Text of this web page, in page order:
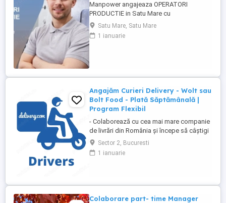
Manpower angajeaza OPERATORI
PRODUCTIE in Satu Mare cu
disponibilitate la 3 schimburi.
Responsabilitati principale: - asamblarea
componentelor electrice si electronice
echipamentelor ...
Satu Mare, Satu Mare
1 ianuarie
Angajăm Curieri Delivery - Wolt sau
Bolt Food - Plată Săptămânală |
Program Flexibil
- Colaborează cu cea mai mare companie
de livrări din România și începe să câștigi
rapid! - Cerințe: Minim 18 ani Mijloc de
transport propriu (mașină, scuter,
motocicletă sau bicicletă) Telefon mobil
atractive ...
Sector 2, Bucuresti
1 ianuarie
Colaborare part- time Manager